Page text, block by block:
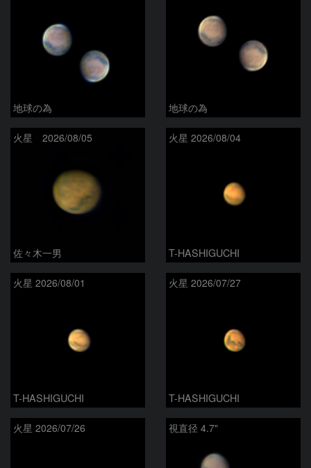
地球の為 地球の為
火星 2026/08/05
佐々木一男
火星 2026/08/04
T-HASHIGUCHI
火星 2026/08/01
T-HASHIGUCHI
火星 2026/07/27
T-HASHIGUCHI
火星 2026/07/26 視直径 4.7"